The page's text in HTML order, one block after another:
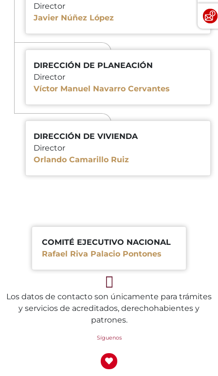
Director
Javier Núñez López
DIRECCIÓN DE PLANEACIÓN
Director
Víctor Manuel Navarro Cervantes
DIRECCIÓN DE VIVIENDA
Director
Orlando Camarillo Ruiz
COMITÉ EJECUTIVO NACIONAL
Rafael Riva Palacio Pontones
Los datos de contacto son únicamente para trámites
y servicios de acreditados, derechohabientes y
patrones.
Síguenos